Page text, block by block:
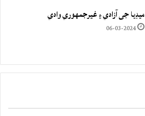
ميڊيا جي آزادي ۽ غيرجمھوري وادي
06-03-2024